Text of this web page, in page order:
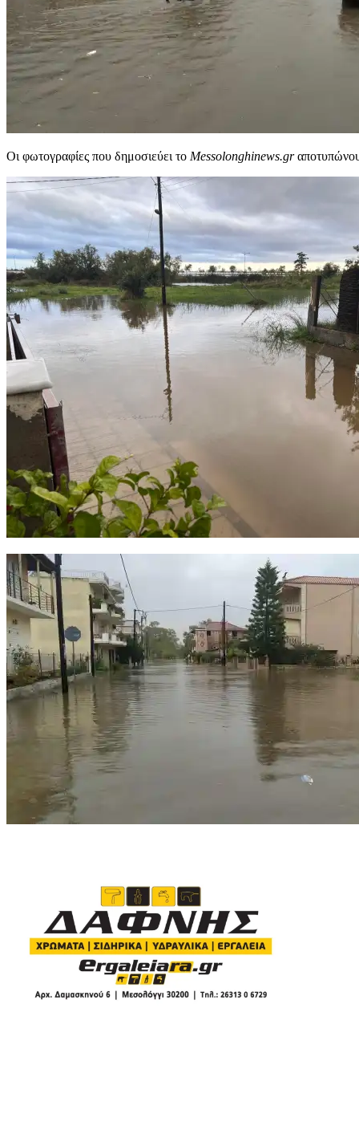
Οι φωτογραφίες που δημοσιεύει το Messolonghinews.gr